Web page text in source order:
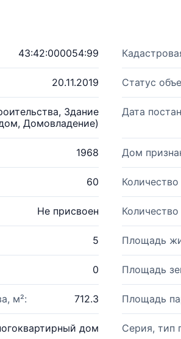
43:42:000054:99
20.11.2019 Статус
Здание
Домовладение)
Дата
1968 Дом
60
Не присвоен
5 Площадь
0 Площадь
м²: 712.3 Площадь
дом Серия, тип